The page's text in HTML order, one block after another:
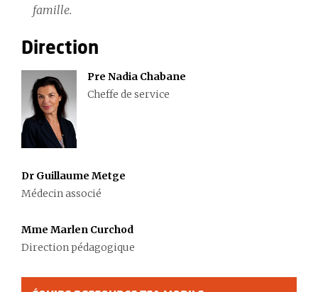
famille.
Direction
Pre Nadia Chabane
Cheffe de service
Dr Guillaume Metge
Médecin associé
Mme Marlen Curchod
Direction pédagogique